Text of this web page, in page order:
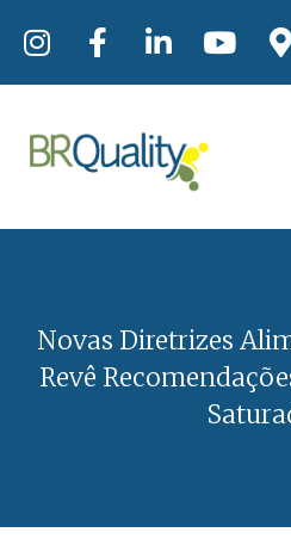
Novas Diretrizes
Revê